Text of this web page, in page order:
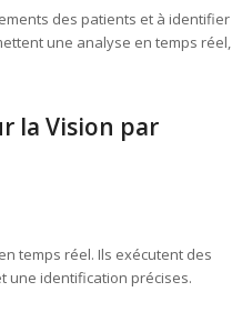
des patients et à identifier
une analyse en temps réel,
la Vision par
temps réel. Ils exécutent des
une identification précises.